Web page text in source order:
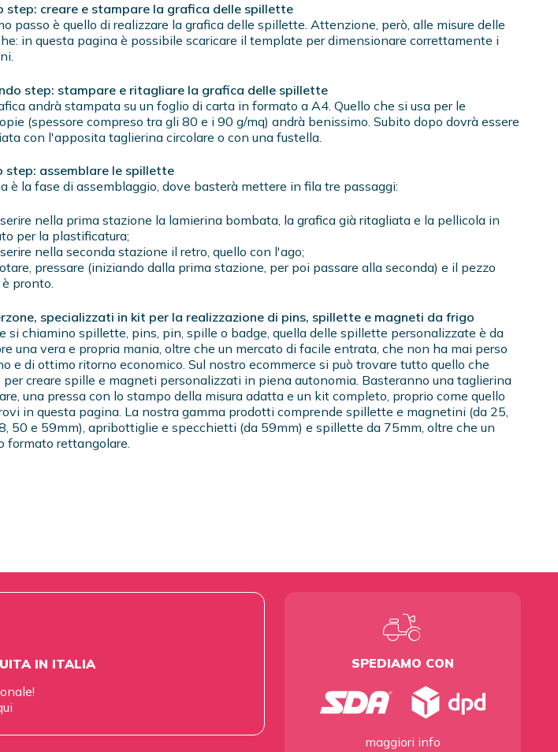
step: creare e stampare la grafica delle spillette
passo è quello di realizzare la grafica delle spillette. Attenzione, però, alle misure delle
in questa pagina è possibile scaricare il template per dimensionare correttamente i
step: stampare e ritagliare la grafica delle spillette
andrà stampata su un foglio di carta in formato a A4. Quello che si usa per le
(spessore compreso tra gli 80 e i 90 g/mq) andrà benissimo. Subito dopo dovrà essere
con l'apposita taglierina circolare o con una fustella.
step: assemblare le spillette
è la fase di assemblaggio, dove basterà mettere in fila tre passaggi:
nella prima stazione la lamierina bombata, la grafica già ritagliata e la pellicola in
per la plastificatura;
nella seconda stazione il retro, quello con l'ago;
pressare (iniziando dalla prima stazione, per poi passare alla seconda) e il pezzo
pronto.
specializzati in kit per la realizzazione di pins, spillette e magneti da frigo
si chiamino spillette, pins, pin, spille o badge, quella delle spillette personalizzate è da
una vera e propria mania, oltre che un mercato di facile entrata, che non ha mai perso
e di ottimo ritorno economico. Sul nostro ecommerce si può trovare tutto quello che
per creare spille e magneti personalizzati in piena autonomia. Basteranno una taglierina
una pressa con lo stampo della misura adatta e un kit completo, proprio come quello
in questa pagina. La nostra gamma prodotti comprende spillette e magnetini (da 25,
50 e 59mm), apribottiglie e specchietti (da 59mm) e spillette da 75mm, oltre che un
formato rettangolare.
IN ITALIA
SPEDIAMO CON
maggiori info